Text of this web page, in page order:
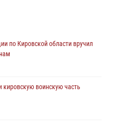
воинов, погибших в Первой
победителем открытого
по Кировской области вручил
воинскую часть